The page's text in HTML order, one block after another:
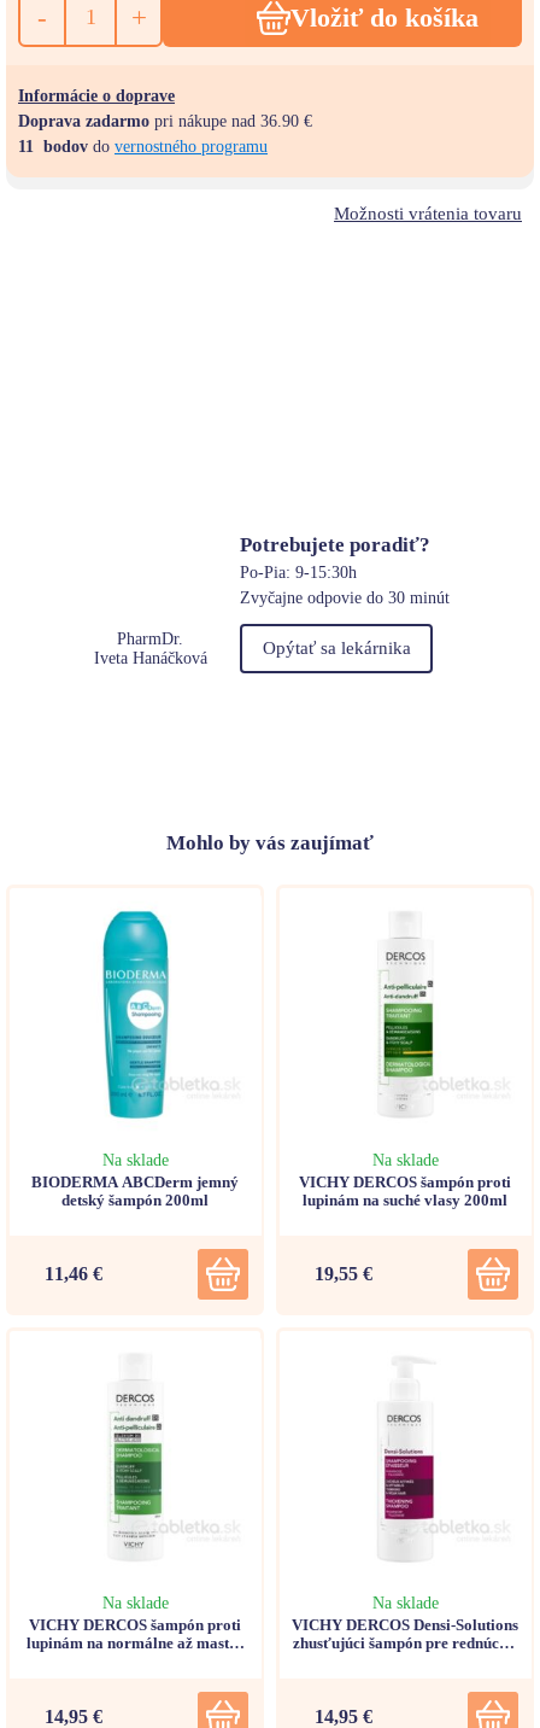
- + Vložiť do košíka
Informácie o doprave
Doprava zadarmo pri nákupe nad 36.90 €
11
bodov do vernostného programu
Možnosti vrátenia tovaru
PharmDr.
Iveta Hanáčková
Potrebujete poradiť?
Po-Pia: 9-15:30h
Zvyčajne odpovie do 30 minút
Opýtať sa lekárnika
Mohlo by vás zaujímať
Na sklade
BIODERMA ABCDerm jemný
detský šampón 200ml
11,46 €
Na sklade
VICHY DERCOS šampón proti
lupinám na suché vlasy 200ml
19,55 €
Na sklade
VICHY DERCOS šampón proti
lupinám na normálne až mastné
14,95 €
Na sklade
VICHY DERCOS Densi-Solutions
zhusťujúci šampón pre rednúce a
14,95 €